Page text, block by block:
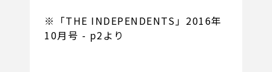
※「THE INDEPENDENTS」2016年
10月号 - p2より